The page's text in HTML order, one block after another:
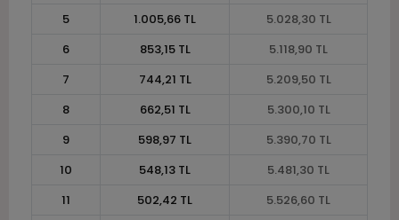
5
1.005,66 TL
5.028,30 TL
6
853,15 TL
5.118,90 TL
7
744,21 TL
5.209,50 TL
8
662,51 TL
5.300,10 TL
9
598,97 TL
5.390,70 TL
10
548,13 TL
5.481,30 TL
11
502,42 TL
5.526,60 TL